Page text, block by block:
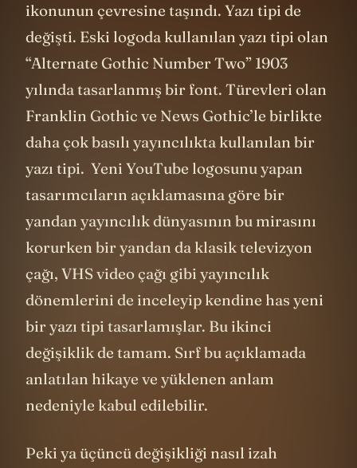
ikonunun çevresine taşındı. Yazı tipi de
değişti. Eski logoda kullanılan yazı tipi olan
“Alternate Gothic Number Two” 1903
yılında tasarlanmış bir font. Türevleri olan
Franklin Gothic ve News Gothic’le birlikte
daha çok basılı yayıncılıkta kullanılan bir
yazı tipi. Yeni YouTube logosunu yapan
tasarımcıların açıklamasına göre bir
yandan yayıncılık dünyasının bu mirasını
korurken bir yandan da klasik televizyon
çağı, VHS video çağı gibi yayıncılık
dönemlerini de inceleyip kendine has yeni
bir yazı tipi tasarlamışlar. Bu ikinci
değişiklik de tamam. Sırf bu açıklamada
anlatılan hikaye ve yüklenen anlam
nedeniyle kabul edilebilir.
Peki ya üçüncü değişikliği nasıl izah